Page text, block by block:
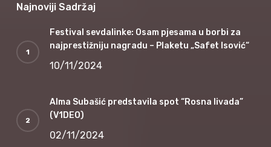
Najnoviji Sadržaj
Festival sevdalinke: Osam pjesama u borbi za
najprestižniju nagradu – Plaketu „Safet Isović“
10/11/2024
Alma Subašić predstavila spot “Rosna livada”
(V1DEO)
02/11/2024